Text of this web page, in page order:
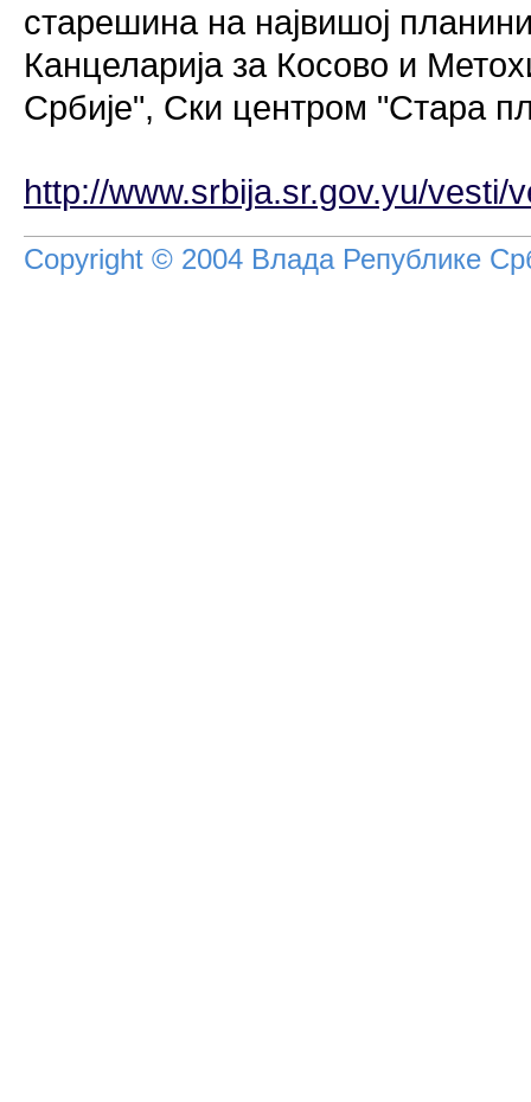
старешина на највишој
Канцеларија за Косово и
Србије", Ски центром "Стара
http://www.srbija.sr.gov.yu/vesti/
Copyright © 2004 Влада Републике